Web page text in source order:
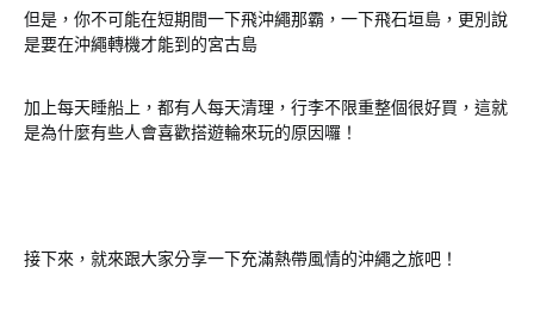
但是，你不可能在短期間一下飛沖繩那霸，一下飛石垣島，更別說
是要在沖繩轉機才能到的宮古島
加上每天睡船上，都有人每天清理，行李不限重整個很好買，這就
是為什麼有些人會喜歡搭遊輪來玩的原因囉！
接下來，就來跟大家分享一下充滿熱帶風情的沖繩之旅吧！